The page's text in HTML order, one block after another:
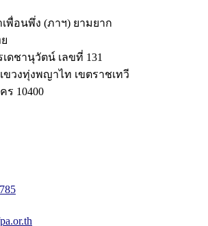
พื่อนพึ่ง (ภาฯ) ยามยาก
ดชานุวัตน์ เลขที่ 131
วงทุ่งพญาไท เขตราชเทวี
ร 10400